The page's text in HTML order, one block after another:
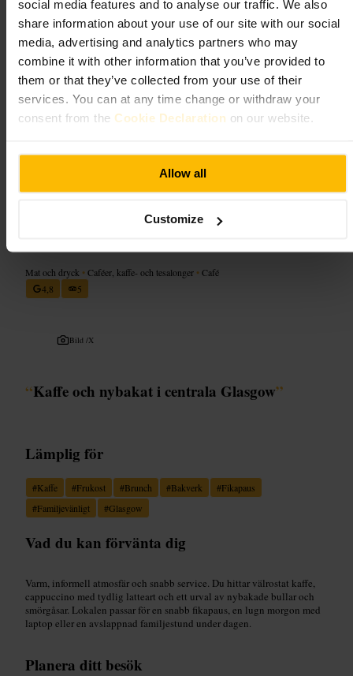
social media features and to analyse our traffic. We also
share information about your use of our site with our social
media, advertising and analytics partners who may
combine it with other information that you’ve provided to
them or that they’ve collected from your use of their
services. You can at any time change or withdraw your
consent from the Cookie Declaration on our website.
Allow all
Customize
kaffe, bakverk och snabba, prisvänliga rätter. Takeaway-alternativ
finns.
Planera ditt besök
Beställ i kassan och välj plats själv. Vill du jobba en stund, ta en plats
vid fönstret för bättre ljus. Kom ensam eller i par, kaféet fungerar bra för
https://offtherailsglasgow.co.uk/
Mat och dryck •Caféer, kaffe- och tesalonger •Café
4,8
5
Bild /X
“Kaffe och nybakat i centrala Glasgow”
Lämplig för
#Kaffe #Frukost #Brunch #Bakverk #Fikapaus
#Familjevänligt #Glasgow
Vad du kan förvänta dig
Varm, informell atmosfär och snabb service. Du hittar välrostat kaffe,
cappuccino med tydlig latteart och ett urval av nybakade bullar och
smörgåsar. Lokalen passar för en snabb fikapaus, en lugn morgon med
laptop eller en avslappnad familjestund under dagen.
Planera ditt besök